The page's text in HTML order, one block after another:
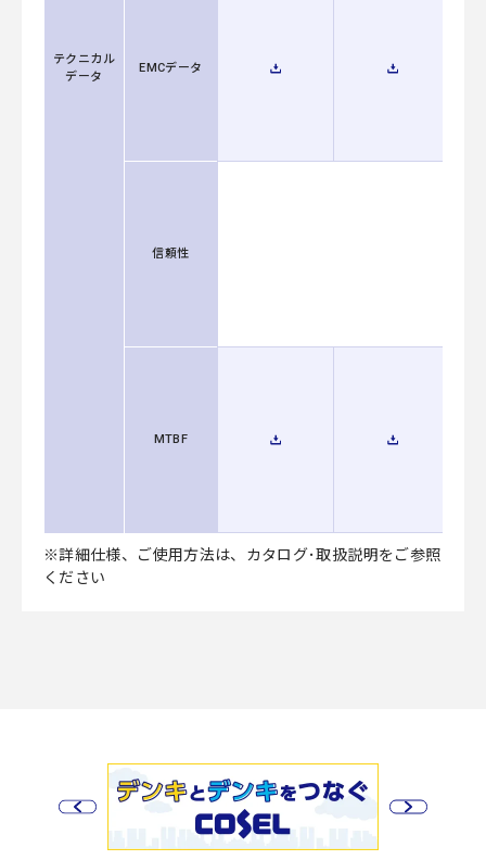
テクニカル
データ
EMCデータ
信頼性
MTBF
※詳細仕様、ご使用方法は、カタログ･取扱説明をご参照
ください